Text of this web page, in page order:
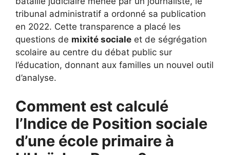
tribunal administratif a ordonné sa publication
en 2022. Cette transparence a placé les
questions de mixité sociale et de ségrégation
scolaire au centre du débat public sur
l’éducation, donnant aux familles un nouvel outil
d’analyse.
Comment est calculé
l’Indice de Position sociale
d’une école primaire à